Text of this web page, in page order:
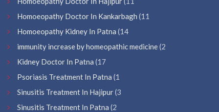
Homoeopathy Doctor In Kankarbagh (11
Homoeopathy Kidney In Patna (14
immunity increase by homeopathic medicine(2
Kidney Doctor In Patna (17
Psoriasis Treatment In Patna (1
Sinusitis Treatment In Hajipur(3
Sinusitis Treatment In Patna (2